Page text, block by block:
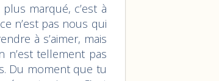
marqué, c’est à
n’est pas nous qui
à s’aimer, mais
n’est tellement pas
Du moment que tu